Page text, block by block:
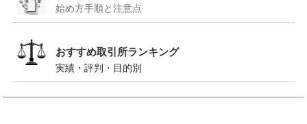
始め方手順と注意点
おすすめ取引所ランキング
実績・評判・目的別